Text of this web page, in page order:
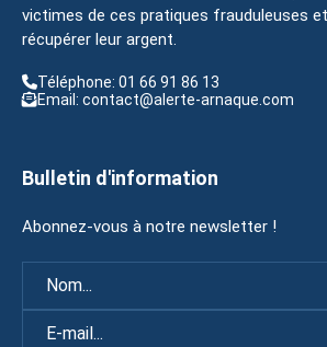
victimes de ces pratiques frauduleuses
récupérer leur argent.
Téléphone: 01 66 91 86 13
Email: contact@alerte-arnaque.com
Bulletin d'information
Abonnez-vous à notre newsletter !